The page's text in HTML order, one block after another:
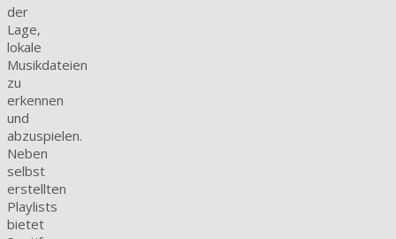
der
Lage,
lokale
Musikdateien
zu
erkennen
und
abzuspielen.
Neben
selbst
erstellten
Playlists
bietet